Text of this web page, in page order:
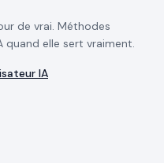
de vrai. Méthodes
quand elle sert vraiment.
IA